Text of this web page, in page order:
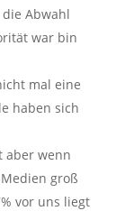
Abwahl
war bin
mal eine
haben sich
aber wenn
groß
vor uns liegt